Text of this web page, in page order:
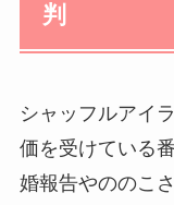
判
シャッフルアイ
価を受けている
婚報告やののこ